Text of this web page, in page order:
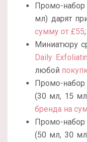
Промо-
мл) дарят
сумму от £55;
Миниатюру
Daily
любой
Промо-
(30 мл, 15
бренда на
Промо-набор
(50 мл, 30